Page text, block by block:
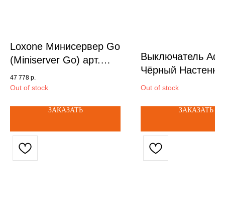
Loxone Минисервер Go
(Miniserver Go) арт.
100336
47 778 р.
Out of stock
ЗАКАЗАТЬ
Выключатель
Чёрный
выключатель с
Out of stock
ЗАКАЗАТЬ